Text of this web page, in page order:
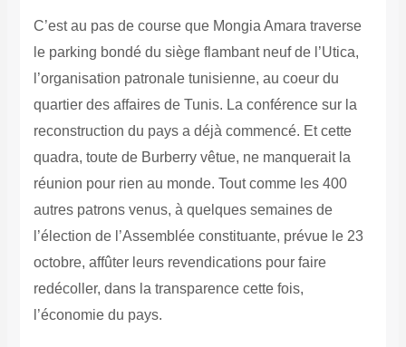
C’est au pas de course que Mongia Amara traverse
le parking bondé du siège flambant neuf de l’Utica,
l’organisation patronale tunisienne, au coeur du
quartier des affaires de Tunis. La conférence sur la
reconstruction du pays a déjà commencé. Et cette
quadra, toute de Burberry vêtue, ne manquerait la
réunion pour rien au monde. Tout comme les 400
autres patrons venus, à quelques semaines de
l’élection de l’Assemblée constituante, prévue le 23
octobre, affûter leurs revendications pour faire
redécoller, dans la transparence cette fois,
l’économie du pays.